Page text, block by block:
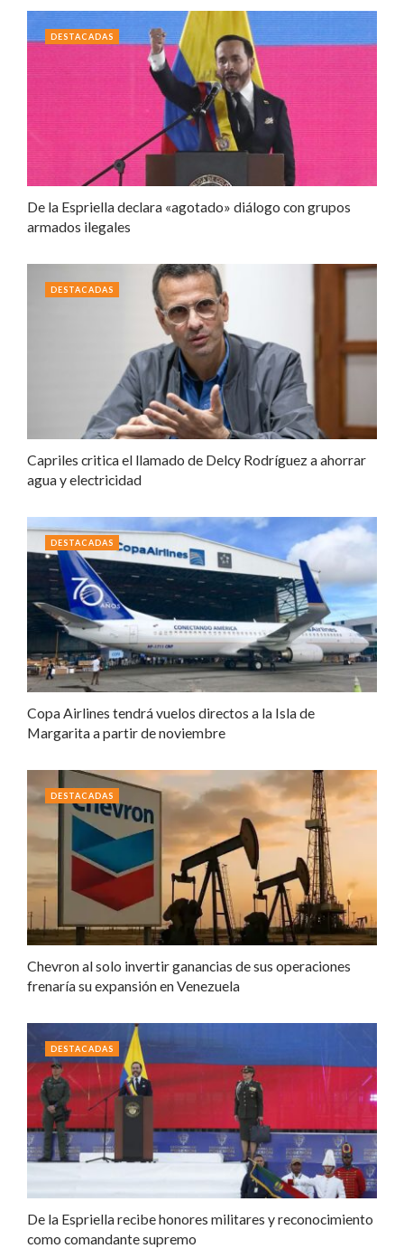
De la Espriella declara «agotado» diálogo con grupos
armados ilegales
DESTACADAS
Capriles critica el llamado de Delcy Rodríguez a ahorrar
agua y electricidad
DESTACADAS
Copa Airlines tendrá vuelos directos a la Isla de
Margarita a partir de noviembre
DESTACADAS
Chevron al solo invertir ganancias de sus operaciones
frenaría su expansión en Venezuela
DESTACADAS
De la Espriella recibe honores militares y reconocimiento
como comandante supremo
DESTACADAS